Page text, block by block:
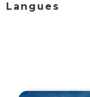
Langues